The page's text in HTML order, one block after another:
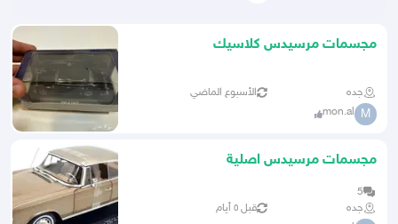
مجسمات مرسيدس كلاسيك
جده الأسبوع الماضي
M
mon.al
مجسمات مرسيدس اصلية
5
جده
قبل ٥ أيام